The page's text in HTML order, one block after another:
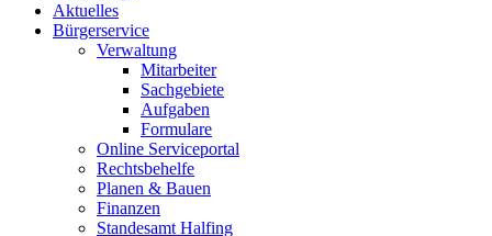
Aktuelles
Bürgerservice
Verwaltung
Mitarbeiter
Sachgebiete
Aufgaben
Formulare
Online Serviceportal
Rechtsbehelfe
Planen & Bauen
Finanzen
Standesamt Halfing